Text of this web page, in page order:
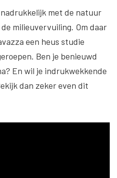
met de natuur
milieuvervuiling. Om daar
een heus studie
Ben je benieuwd
En wil je indrukwekkende
dan zeker even dit